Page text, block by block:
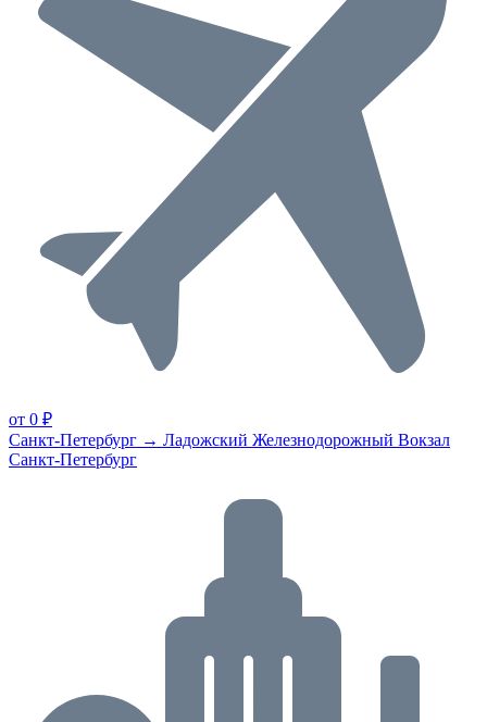
от 0 ₽
Санкт-Петербург → Ладожский Железнодорожный Вокзал
Санкт-Петербург